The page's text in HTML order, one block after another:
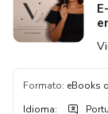
Formato: eBooks
Idioma: